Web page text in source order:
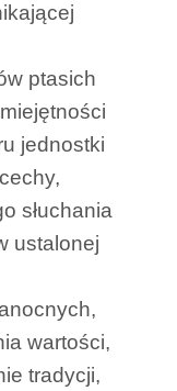
ptasich
jednostki
słuchania
ustalonej
wartości,
tradycji,